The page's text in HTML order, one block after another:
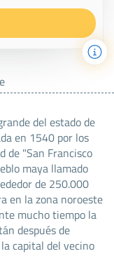
del estado de
en 1540 por los
de "San Francisco
maya llamado
de 250.000
en la zona noroeste
mucho tiempo la
después de
capital del vecino